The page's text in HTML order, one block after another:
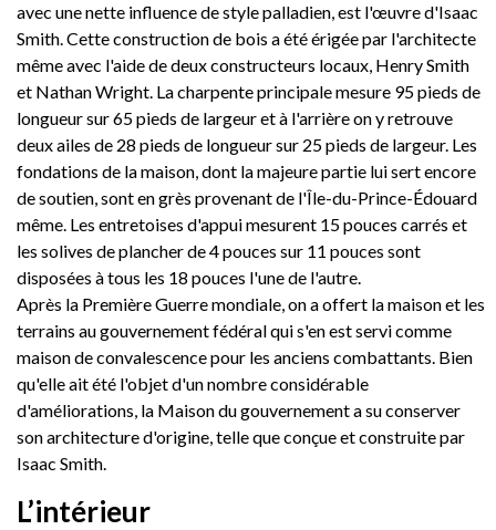
avec une nette influence de style palladien, est l'œuvre d'Isaac
Smith. Cette construction de bois a été érigée par l'architecte
même avec l'aide de deux constructeurs locaux, Henry Smith
et Nathan Wright. La charpente principale mesure 95 pieds de
longueur sur 65 pieds de largeur et à l'arrière on y retrouve
deux ailes de 28 pieds de longueur sur 25 pieds de largeur. Les
fondations de la maison, dont la majeure partie lui sert encore
de soutien, sont en grès provenant de l'Île-du-Prince-Édouard
même. Les entretoises d'appui mesurent 15 pouces carrés et
les solives de plancher de 4 pouces sur 11 pouces sont
disposées à tous les 18 pouces l'une de l'autre.
Après la Première Guerre mondiale, on a offert la maison et les
terrains au gouvernement fédéral qui s'en est servi comme
maison de convalescence pour les anciens combattants. Bien
qu'elle ait été l'objet d'un nombre considérable
d'améliorations, la Maison du gouvernement a su conserver
son architecture d'origine, telle que conçue et construite par
Isaac Smith.
L’intérieur